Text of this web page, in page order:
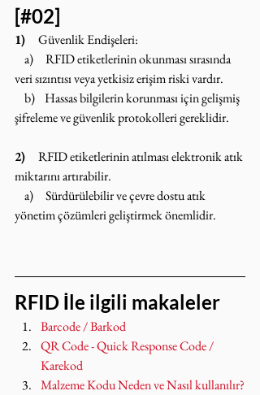
[#02]
1) Güvenlik Endişeleri:
veri sızıntısı veya yetkisiz erişim riski vardır.
şifreleme ve güvenlik protokolleri gereklidir.
2) RFID etiketlerinin atılması elektronik atık
miktarını artırabilir.
yönetim çözümleri geliştirmek önemlidir.
RFID İle ilgili makaleler
Barcode / Barkod
QR Code - Quick Response Code /
Karekod
Malzeme Kodu Neden ve Nasıl kullanılır?